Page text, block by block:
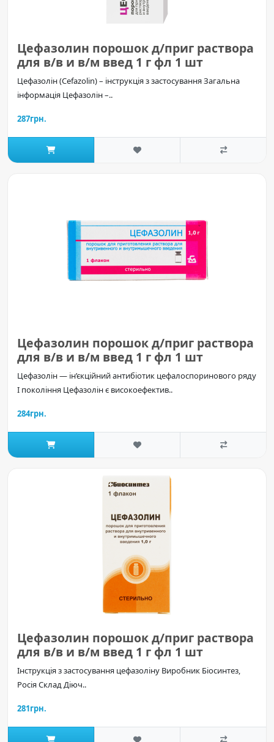
Цефазолин порошок д/приг раствора
для в/в и в/м введ 1 г фл 1 шт
Цефазолін (Cefazolin) – інструкція з застосування Загальна
інформація Цефазолін –..
287грн.
Цефазолин порошок д/приг раствора
для в/в и в/м введ 1 г фл 1 шт
Цефазолін — ін’єкційний антибіотик цефалоспоринового ряду
I покоління Цефазолін є високоефектив..
284грн.
Цефазолин порошок д/приг раствора
для в/в и в/м введ 1 г фл 1 шт
Інструкція з застосування цефазоліну Виробник Біосинтез,
Росія Склад Діюч..
281грн.